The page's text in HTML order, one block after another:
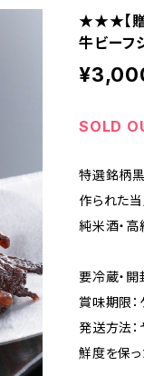
★★★【贈
牛ビーフ
SOLD
特選銘柄
作られた
純米酒・高
要冷蔵・
賞味期限
発送方法
鮮度を保っ